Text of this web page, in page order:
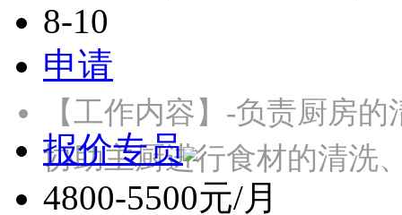
8-10
申请
【工作内容】-负责厨房
协助主厨进行食材的清
报价专员
4800-5500元/月